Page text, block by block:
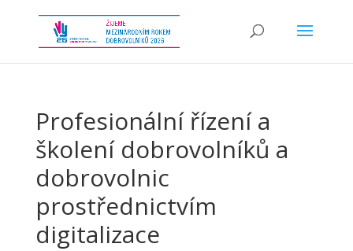
Profesionální řízení a
školení dobrovolníků a
dobrovolnic
prostřednictvím
digitalizace